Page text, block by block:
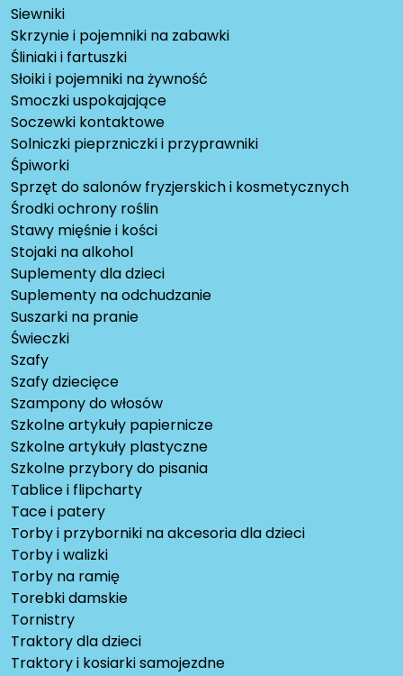
Siewniki
Skrzynie i pojemniki na zabawki
Śliniaki i fartuszki
Słoiki i pojemniki na żywność
Smoczki uspokajające
Soczewki kontaktowe
Solniczki pieprzniczki i przyprawniki
Śpiworki
Sprzęt do salonów fryzjerskich i kosmetycznych
Środki ochrony roślin
Stawy mięśnie i kości
Stojaki na alkohol
Suplementy dla dzieci
Suplementy na odchudzanie
Suszarki na pranie
Świeczki
Szafy
Szafy dziecięce
Szampony do włosów
Szkolne artykuły papiernicze
Szkolne artykuły plastyczne
Szkolne przybory do pisania
Tablice i flipcharty
Tace i patery
Torby i przyborniki na akcesoria dla dzieci
Torby i walizki
Torby na ramię
Torebki damskie
Tornistry
Traktory dla dzieci
Traktory i kosiarki samojezdne